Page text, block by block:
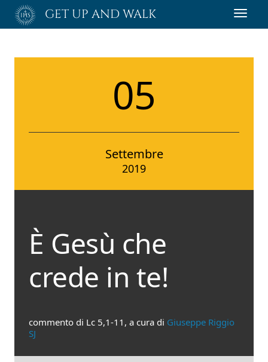
Passa
GET UP AND WALK
05
Settembre
2019
È Gesù che
crede in te!
commento di Lc 5,1-11, a cura di Giuseppe Riggio
SJ